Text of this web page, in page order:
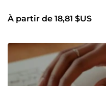
À partir de 18,81 $US